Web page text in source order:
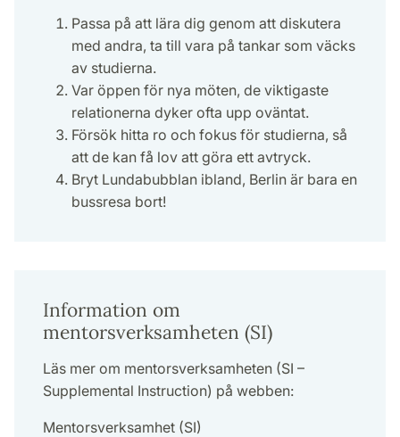
Passa på att lära dig genom att diskutera
med andra, ta till vara på tankar som väcks
av studierna.
Var öppen för nya möten, de viktigaste
relationerna dyker ofta upp oväntat.
Försök hitta ro och fokus för studierna, så
att de kan få lov att göra ett avtryck.
Bryt Lundabubblan ibland, Berlin är bara en
bussresa bort!
Information om
mentorsverksamheten (SI)
Läs mer om mentorsverksamheten (SI –
Supplemental Instruction) på webben:
Mentorsverksamhet (SI)